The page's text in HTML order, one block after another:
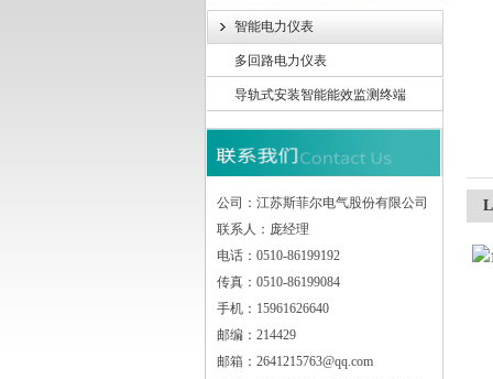
江苏斯菲尔电气股份有限公司
智能电力仪表
多回路电力仪表
导轨式安装智能能效监测终端
公司：江苏斯菲尔电气股份有限公司
联系人：庞经理
电话：0510-86199192
传真：0510-86199084
手机：15961626640
邮编：214429
邮箱：2641215763@qq.com